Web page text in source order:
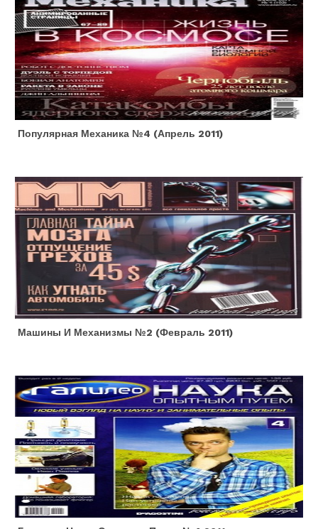
Популярная Механика №4 (апрель 2011)
Машины И Механизмы №2 (февраль 2011)